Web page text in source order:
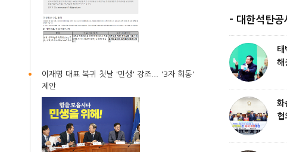
- 대한석탄공
태
해
화
협
제
이재명 대표 복귀 첫날 '민생' 강조... '3자 회동'
제안